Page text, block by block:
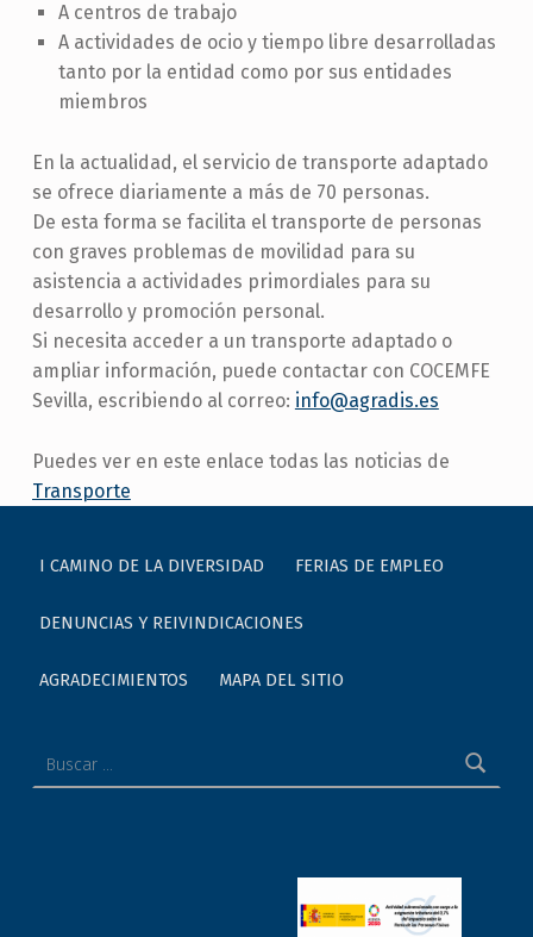
A centros de trabajo
A actividades de ocio y tiempo libre desarrolladas
tanto por la entidad como por sus entidades
miembros
En la actualidad, el servicio de transporte adaptado
se ofrece diariamente a más de 70 personas.
De esta forma se facilita el transporte de personas
con graves problemas de movilidad para su
asistencia a actividades primordiales para su
desarrollo y promoción personal.
Si necesita acceder a un transporte adaptado o
ampliar información, puede contactar con COCEMFE
Sevilla, escribiendo al correo: info@agradis.es
Puedes ver en este enlace todas las noticias de
Transporte
Skip back to main navigation
I CAMINO DE LA DIVERSIDAD FERIAS DE EMPLEO
DENUNCIAS Y REIVINDICACIONES
AGRADECIMIENTOS MAPA DEL SITIO